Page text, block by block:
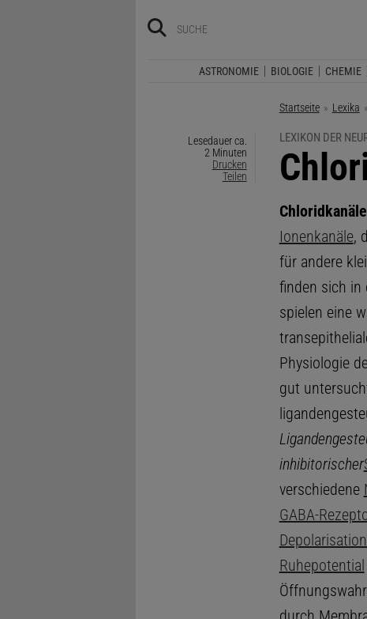
ASTRONOMIE BIOLOGIE CHEMIE
Startseite Lexika
Lesedauer ca.
2 Minuten
Drucken
Teilen
LEXIKON DER
:
Chloridkanäle
Ionenkanäle,
für andere
finden sich in
spielen eine
Physiologie
gut
inhibitorischer
verschiedene
GABA-
Ruhepotential